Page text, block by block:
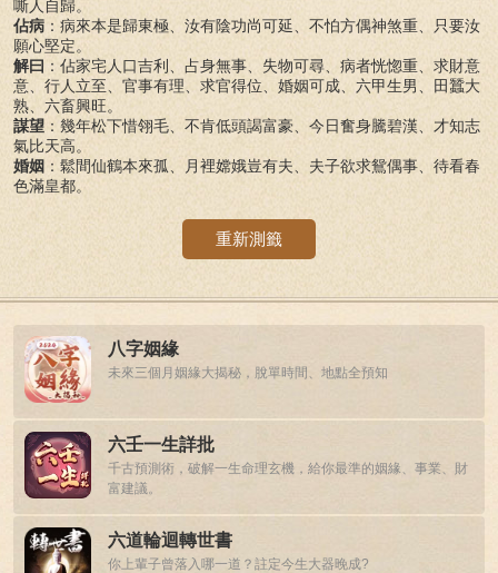
嘶人自歸。
佔病 ：病來本是歸東極、汝有陰功尚可延、不怕方偶神煞重、只要汝
願心堅定。
解曰 ：佔家宅人口吉利、占身無事、失物可尋、病者恍惚重、求財意
意、行人立至、官事有理、求官得位、婚姻可成、六甲生男、田蠶大
熟、六畜興旺。
謀望 ：幾年松下惜翎毛、不肯低頭謁富豪、今日奮身騰碧漢、才知志
氣比天高。
婚姻 ：鬆間仙鶴本來孤、月裡嫦娥豈有夫、夫子欲求鴛偶事、待看春
色滿皇都。
重新測籤
八字姻緣
未來三個月姻緣大揭秘，脫單時間、地點全預知
六壬一生詳批
千古預測術，破解一生命理玄機，給你最準的姻緣、事業、財
富建議。
六道輪迴轉世書
你上輩子曾落入哪一道？註定今生大器晚成?